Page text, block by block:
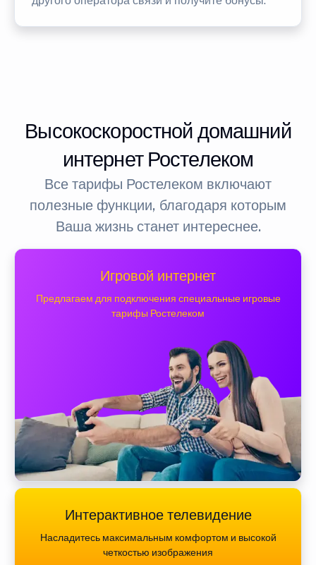
Высокоскоростной домашний
интернет Ростелеком
Все тарифы Ростелеком включают
полезные функции, благодаря которым
Ваша жизнь станет интереснее.
Игровой интернет
Предлагаем для подключения специальные игровые
тарифы Ростелеком
Интерактивное телевидение
Насладитесь максимальным комфортом и высокой
четкостью изображения